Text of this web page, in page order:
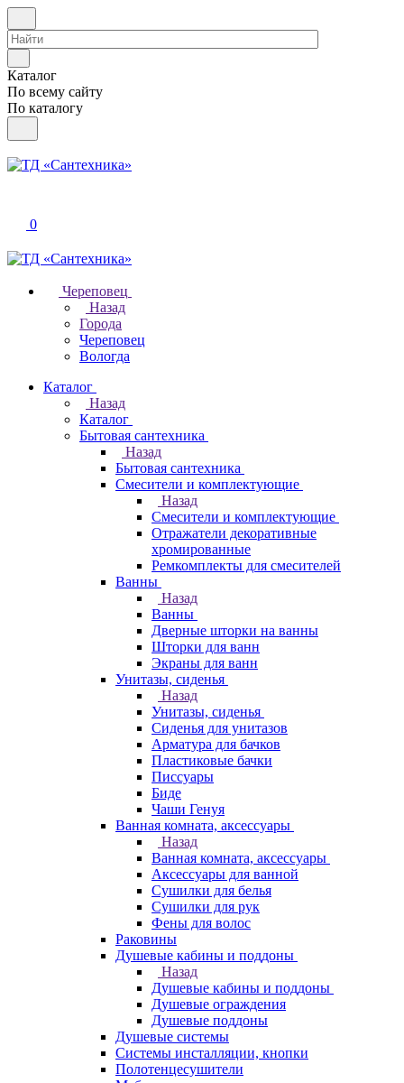
Каталог
По всему сайту
По каталогу
0
Череповец
Назад
Города
Череповец
Вологда
Каталог
Назад
Каталог
Бытовая сантехника
Назад
Бытовая сантехника
Смесители и комплектующие
Назад
Смесители и комплектующие
Отражатели декоративные
хромированные
Ремкомплекты для смесителей
Ванны
Назад
Ванны
Дверные шторки на ванны
Шторки для ванн
Экраны для ванн
Унитазы, сиденья
Назад
Унитазы, сиденья
Сиденья для унитазов
Арматура для бачков
Пластиковые бачки
Писсуары
Биде
Чаши Генуя
Ванная комната, аксессуары
Назад
Ванная комната, аксессуары
Аксессуары для ванной
Сушилки для белья
Сушилки для рук
Фены для волос
Раковины
Душевые кабины и поддоны
Назад
Душевые кабины и поддоны
Душевые ограждения
Душевые поддоны
Душевые системы
Системы инсталляции, кнопки
Полотенцесушители